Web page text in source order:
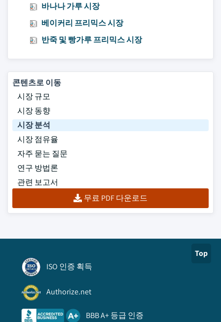
바나나 가루 시장
베이커리 프리믹스 시장
반죽 및 빵가루 프리믹스 시장
콘텐츠로 이동
시장 규모
시장 동향
시장 분석
시장 점유율
자주 묻는 질문
연구 방법론
관련 보고서
무료 PDF 다운로드
Top
ISO 인증 획득
Authorize.net
BBB A+ 등급 인증